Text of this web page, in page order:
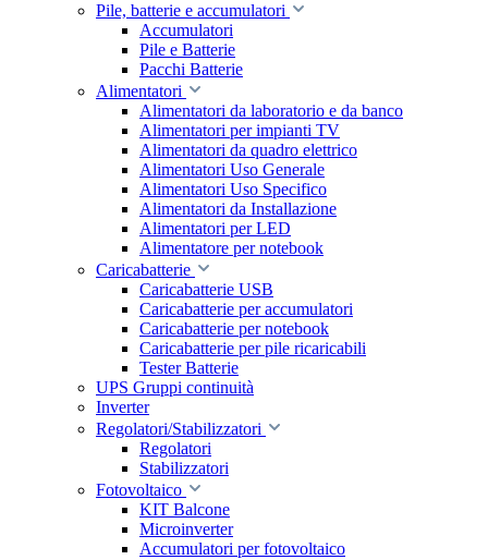
Pile, batterie e accumulatori
Accumulatori
Pile e Batterie
Pacchi Batterie
Alimentatori
Alimentatori da laboratorio e da banco
Alimentatori per impianti TV
Alimentatori da quadro elettrico
Alimentatori Uso Generale
Alimentatori Uso Specifico
Alimentatori da Installazione
Alimentatori per LED
Alimentatore per notebook
Caricabatterie
Caricabatterie USB
Caricabatterie per accumulatori
Caricabatterie per notebook
Caricabatterie per pile ricaricabili
Tester Batterie
UPS Gruppi continuità
Inverter
Regolatori/Stabilizzatori
Regolatori
Stabilizzatori
Fotovoltaico
KIT Balcone
Microinverter
Accumulatori per fotovoltaico